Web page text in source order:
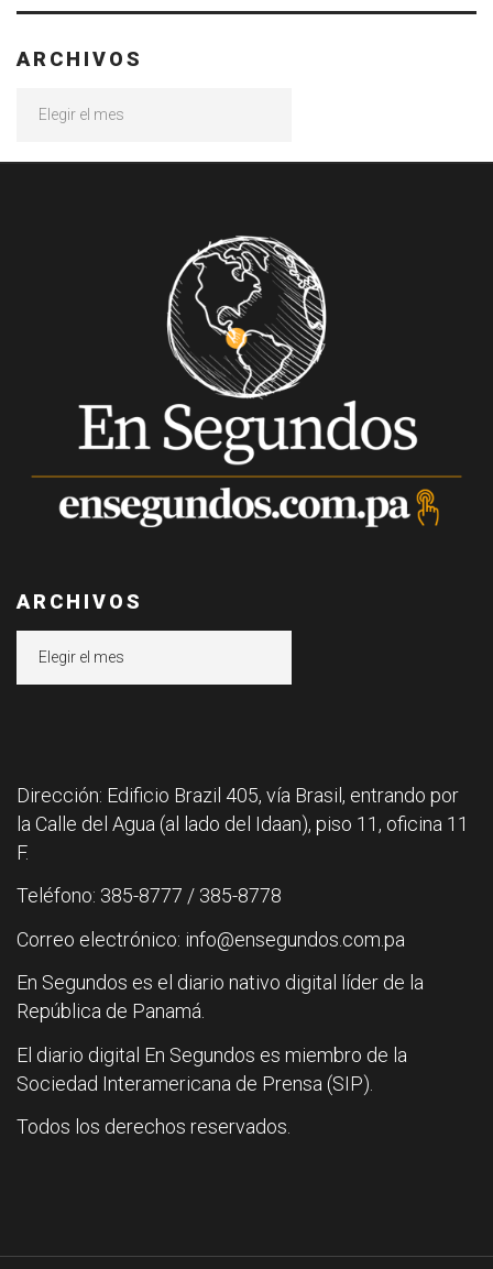
ARCHIVOS
ARCHIVOS
Dirección: Edificio Brazil 405, vía Brasil, entrando por
la Calle del Agua (al lado del Idaan), piso 11, oficina 11
F.
Teléfono: 385-8777 / 385-8778
Correo electrónico: info@ensegundos.com.pa
En Segundos es el diario nativo digital líder de la
República de Panamá.
El diario digital En Segundos es miembro de la
Sociedad Interamericana de Prensa (SIP).
Todos los derechos reservados.